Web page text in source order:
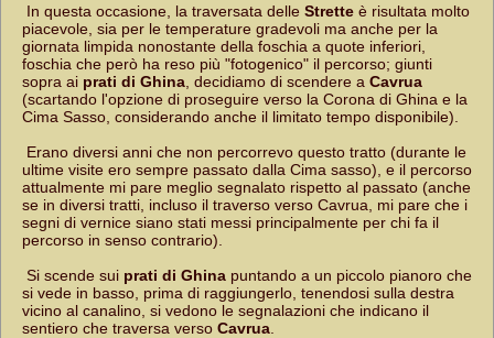
In questa occasione, la traversata delle Strette è risultata molto
piacevole, sia per le temperature gradevoli ma anche per la
giornata limpida nonostante della foschia a quote inferiori,
foschia che però ha reso più "fotogenico" il percorso; giunti
sopra ai prati di Ghina , decidiamo di scendere a Cavrua
(scartando l'opzione di proseguire verso la Corona di Ghina e la
Cima Sasso, considerando anche il limitato tempo disponibile).
Erano diversi anni che non percorrevo questo tratto (durante le
ultime visite ero sempre passato dalla Cima sasso), e il percorso
attualmente mi pare meglio segnalato rispetto al passato (anche
se in diversi tratti, incluso il traverso verso Cavrua, mi pare che i
segni di vernice siano stati messi principalmente per chi fa il
percorso in senso contrario).
Si scende sui prati di Ghina puntando a un piccolo pianoro che
si vede in basso, prima di raggiungerlo, tenendosi sulla destra
vicino al canalino, si vedono le segnalazioni che indicano il
sentiero che traversa verso Cavrua